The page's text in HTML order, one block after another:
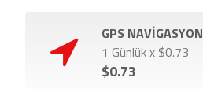
GPS NAVİGASYON
1 Günlük x $0.73
$0.73